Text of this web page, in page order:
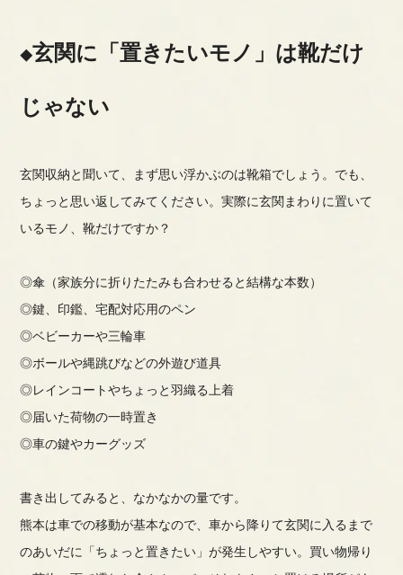
玄関に「置きたいモノ」は靴だけ
じゃない
玄関収納と聞いて、まず思い浮かぶのは靴箱でしょう。でも、
ちょっと思い返してみてください。実際に玄関まわりに置いて
いるモノ、靴だけですか？
◎傘（家族分に折りたたみも合わせると結構な本数）
◎鍵、印鑑、宅配対応用のペン
◎ベビーカーや三輪車
◎ボールや縄跳びなどの外遊び道具
◎レインコートやちょっと羽織る上着
◎届いた荷物の一時置き
◎車の鍵やカーグッズ
書き出してみると、なかなかの量です。
熊本は車での移動が基本なので、車から降りて玄関に入るまで
のあいだに「ちょっと置きたい」が発生しやすい。買い物帰り